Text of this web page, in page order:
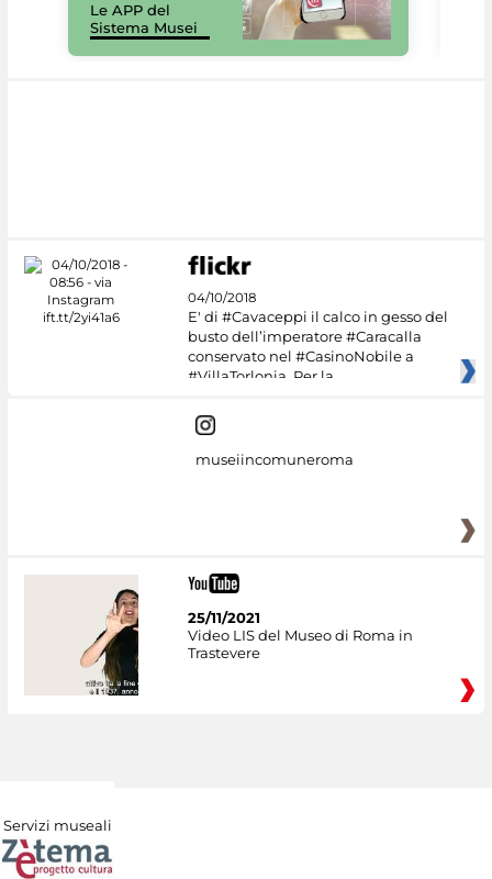
Le APP del
Sistema Musei
04/10/2018
E' di #Cavaceppi il calco in gesso del
busto dell’imperatore #Caracalla
conservato nel #CasinoNobile a
#VillaTorlonia. Per la
museiincomuneroma
25/11/2021
Video LIS del Museo di Roma in
Trastevere
Servizi museali